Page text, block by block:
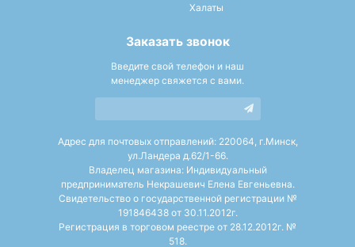
Халаты
Заказать звонок
Введите свой телефон и наш
менеджер свяжется с вами.
Адрес для почтовых отправлений: 220064, г.Минск,
ул.Ландера д.62/1-66.
Владелец магазина: Индивидуальный
предприниматель Некрашевич Елена Евгеньевна.
Свидетельство о государственной регистрации №
191846438 от 30.11.2012г.
Регистрация в торговом реестре от 28.12.2012г. №
518.